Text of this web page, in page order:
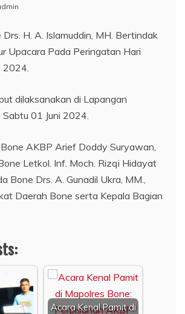
H. A. Islamuddin, MH. Bertindak
Upacara Pada Peringatan Hari
2024.
dilaksanakan di Lapangan
01 Juni 2024.
AKBP Arief Doddy Suryawan,
Letkol. Inf. Moch. Rizqi Hidayat
Bone Drs. A. Gunadil Ukra, MM.,
Daerah Bone serta Kepala Bagian
Acara Kenal Pamit di